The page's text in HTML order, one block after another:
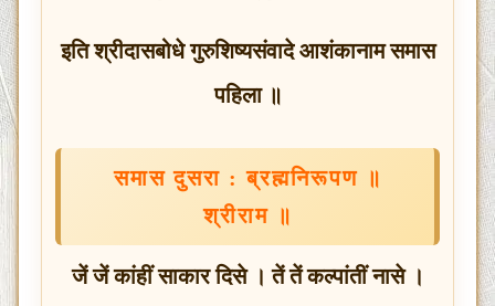
इति श्रीदासबोधे गुरुशिष्यसंवादे आशंकानाम समास
पहिला ॥
समास दुसरा : ब्रह्मनिरूपण ॥
श्रीराम ॥
जें जें कांहीं साकार दिसे । तें तें कल्पांतीं नासे ।